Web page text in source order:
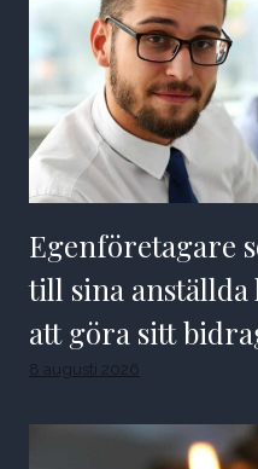
Egenföretagare
till sina anställda
att göra sitt
8 augusti 2026